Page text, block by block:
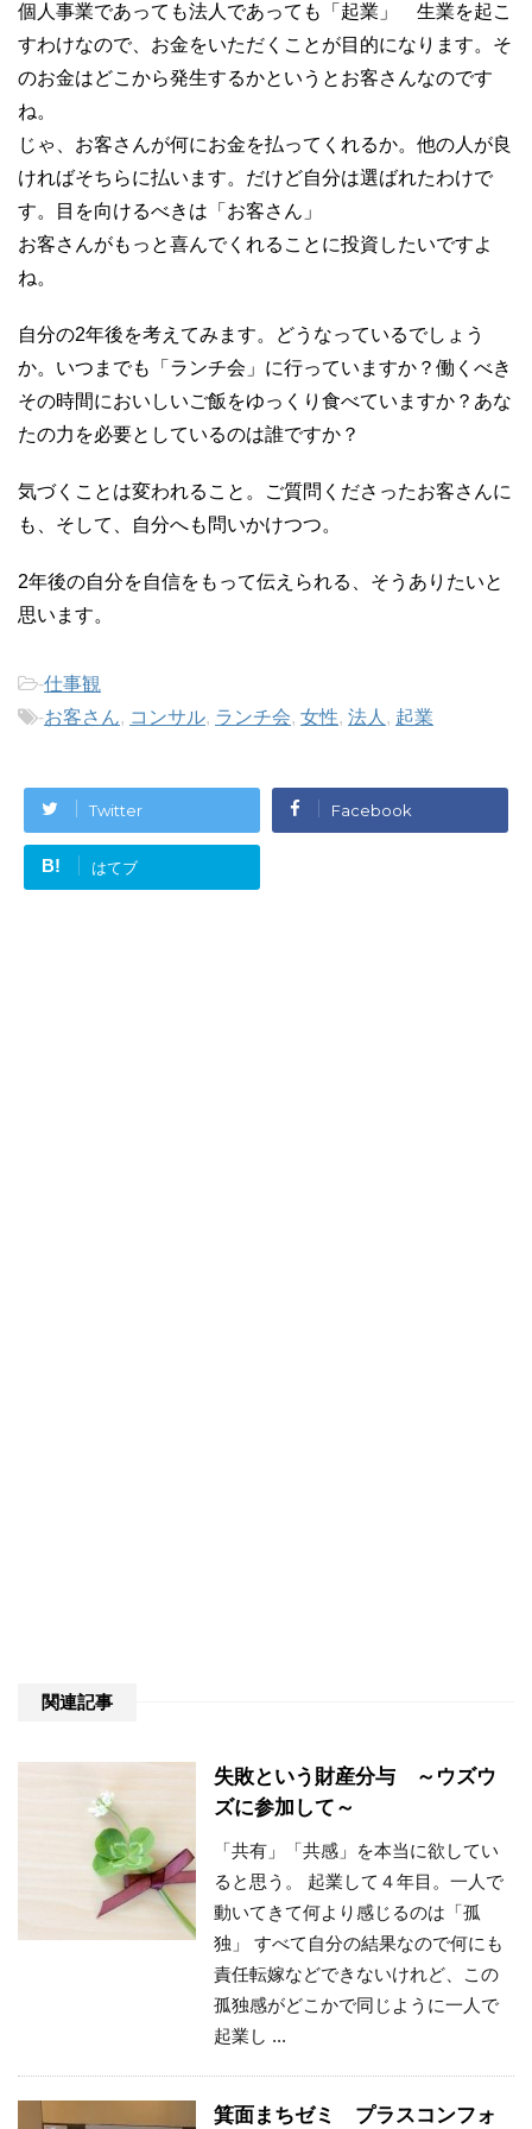
個人事業であっても法人であっても「起業」 生業を起こ
すわけなので、お金をいただくことが目的になります。そ
のお金はどこから発生するかというとお客さんなのです
ね。
じゃ、お客さんが何にお金を払ってくれるか。他の人が良
ければそちらに払います。だけど自分は選ばれたわけで
す。目を向けるべきは「お客さん」
お客さんがもっと喜んでくれることに投資したいですよ
ね。
自分の2年後を考えてみます。どうなっているでしょう
か。いつまでも「ランチ会」に行っていますか？働くべき
その時間においしいご飯をゆっくり食べていますか？あな
たの力を必要としているのは誰ですか？
気づくことは変われること。ご質問くださったお客さんに
も、そして、自分へも問いかけつつ。
2年後の自分を自信をもって伝えられる、そうありたいと
思います。
-仕事観
-お客さん, コンサル, ランチ会, 女性, 法人 , 起業
Twitter Facebook
B! はてブ
関連記事
失敗という財産分与 ～ウズウ
ズに参加して～
「共有」「共感」を本当に欲してい
ると思う。 起業して４年目。一人で
動いてきて何より感じるのは「孤
独」 すべて自分の結果なので何にも
責任転嫁などできないけれど、この
孤独感がどこかで同じように一人で
起業し ...
箕面まちゼミ プラスコンフォ